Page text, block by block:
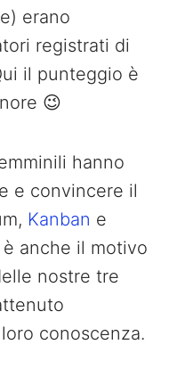
erano
registrati di
il punteggio è
😉
hanno
e convincere il
Kanban e
anche il motivo
nostre tre
conoscenza.